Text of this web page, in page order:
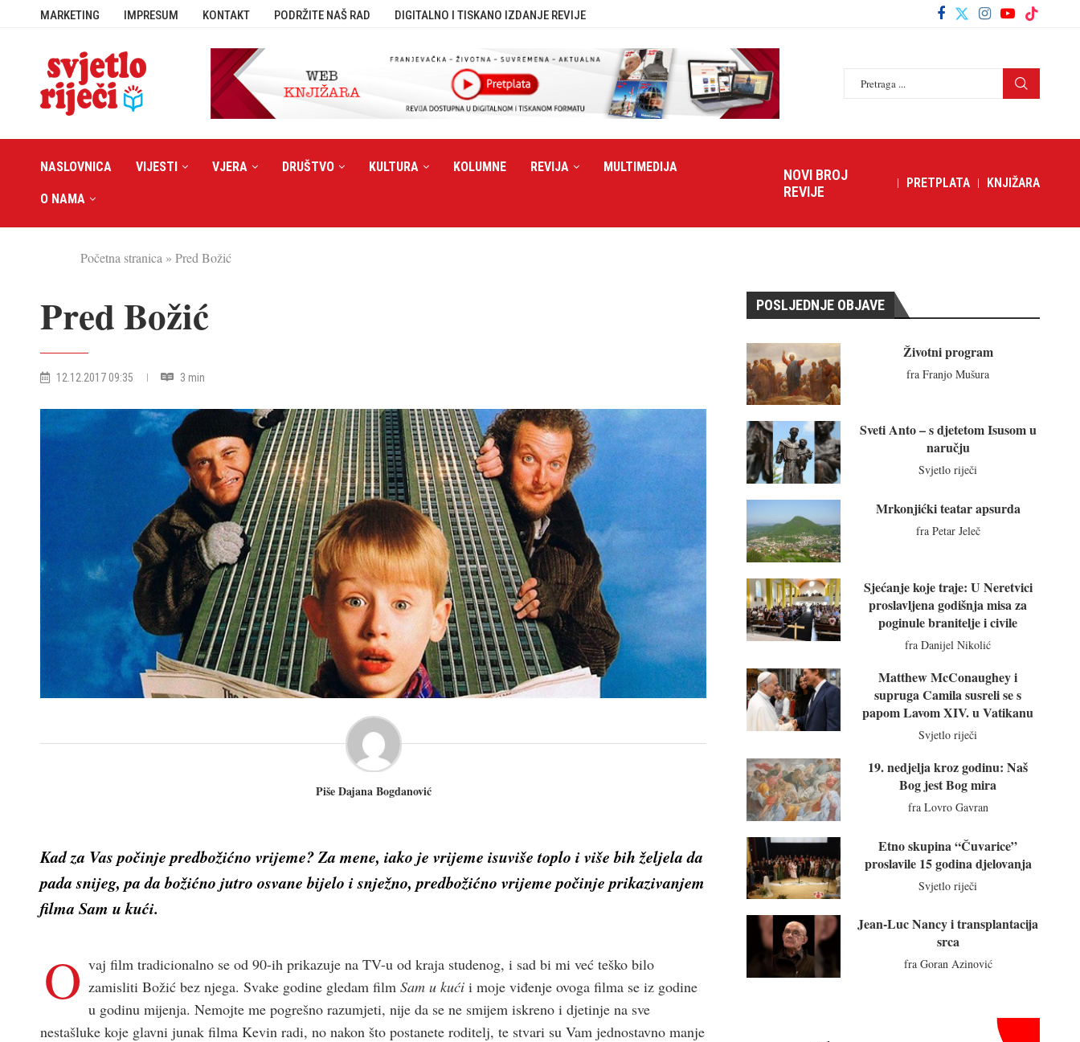
MARKETING IMPRESUM KONTAKT PODRŽITE NAŠ RAD DIGITALNO I TISKANO IZDANJE REVIJE
NASLOVNICA VIJESTI VJERA DRUŠTVO KULTURA KOLUMNE REVIJA MULTIMEDIJA
O NAMA
NOVI BROJ
REVIJE
PRETPLATA KNJIŽARA
Početna stranica » Pred Božić
Pred Božić
12.12.2017 09:35 3 min
Piše Dajana Bogdanović
Kad za Vas počinje predbožićno vrijeme? Za mene, iako je vrijeme isuviše toplo i više bih željela da
pada snijeg, pa da božićno jutro osvane bijelo i snježno, predbožićno vrijeme počinje prikazivanjem
filma Sam u kući.
O vaj film tradicionalno se od 90-ih prikazuje na TV-u od kraja studenog, i sad bi mi već teško bilo
zamisliti Božić bez njega. Svake godine gledam filmSam u kući i moje viđenje ovoga filma se iz godine
u godinu mijenja. Nemojte me pogrešno razumjeti, nije da se ne smijem iskreno i djetinje na sve
nestašluke koje glavni junak filma Kevin radi, no nakon što postanete roditelj, te stvari su Vam jednostavno manje
POSLJEDNJE OBJAVE
Životni program
fra Franjo Mušura
Sveti Anto – s djetetom Isusom u
naručju
Svjetlo riječi
Mrkonjićki teatar apsurda
fra Petar Jeleč
Sjećanje koje traje: U Neretvici
proslavljena godišnja misa za
poginule branitelje i civile
fra Danijel Nikolić
Matthew McConaughey i
supruga Camila susreli se s
papom Lavom XIV. u Vatikanu
Svjetlo riječi
19. nedjelja kroz godinu: Naš
Bog jest Bog mira
fra Lovro Gavran
Etno skupina “Čuvarice”
proslavile 15 godina djelovanja
Svjetlo riječi
Jean-Luc Nancy i transplantacija
srca
fra Goran Azinović